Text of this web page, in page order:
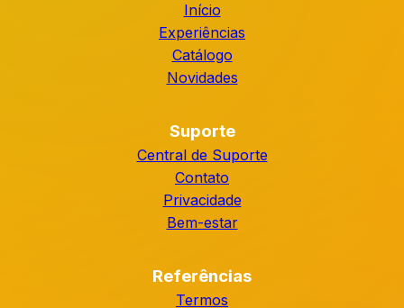
Início
Experiências
Catálogo
Novidades
Suporte
Central de Suporte
Contato
Privacidade
Bem-estar
Referências
Termos